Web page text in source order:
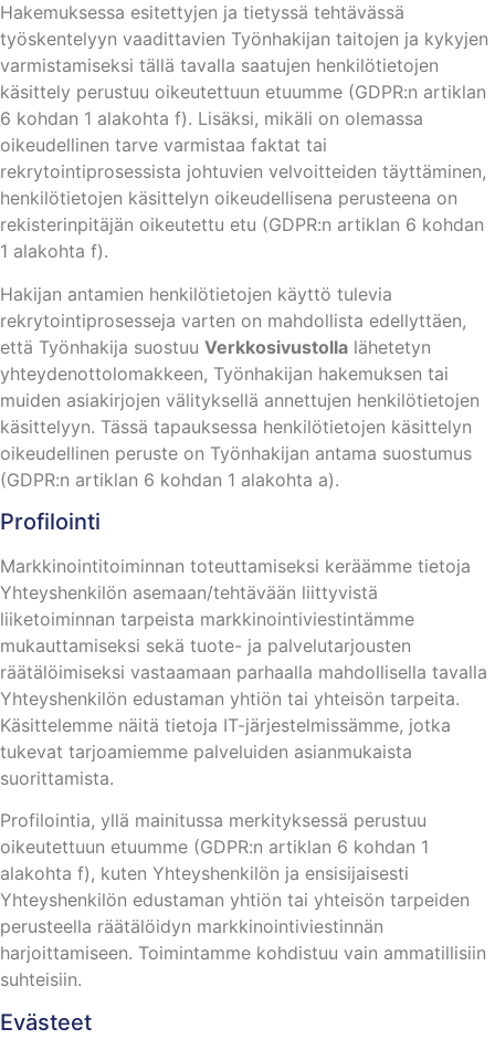
Hakemuksessa esitettyjen ja tietyssä tehtävässä
työskentelyyn vaadittavien Työnhakijan taitojen ja kykyjen
varmistamiseksi tällä tavalla saatujen henkilötietojen
käsittely perustuu oikeutettuun etuumme (GDPR:n artiklan
6 kohdan 1 alakohta f). Lisäksi, mikäli on olemassa
oikeudellinen tarve varmistaa faktat tai
rekrytointiprosessista johtuvien velvoitteiden täyttäminen,
henkilötietojen käsittelyn oikeudellisena perusteena on
rekisterinpitäjän oikeutettu etu (GDPR:n artiklan 6 kohdan
1 alakohta f).
Hakijan antamien henkilötietojen käyttö tulevia
rekrytointiprosesseja varten on mahdollista edellyttäen,
että Työnhakija suostuu Verkkosivustolla lähetetyn
yhteydenottolomakkeen, Työnhakijan hakemuksen tai
muiden asiakirjojen välityksellä annettujen henkilötietojen
käsittelyyn. Tässä tapauksessa henkilötietojen käsittelyn
oikeudellinen peruste on Työnhakijan antama suostumus
(GDPR:n artiklan 6 kohdan 1 alakohta a).
Profilointi
Markkinointitoiminnan toteuttamiseksi keräämme tietoja
Yhteyshenkilön asemaan/tehtävään liittyvistä
liiketoiminnan tarpeista markkinointiviestintämme
mukauttamiseksi sekä tuote- ja palvelutarjousten
räätälöimiseksi vastaamaan parhaalla mahdollisella tavalla
Yhteyshenkilön edustaman yhtiön tai yhteisön tarpeita.
Käsittelemme näitä tietoja IT-järjestelmissämme, jotka
tukevat tarjoamiemme palveluiden asianmukaista
suorittamista.
Profilointia, yllä mainitussa merkityksessä perustuu
oikeutettuun etuumme (GDPR:n artiklan 6 kohdan 1
alakohta f), kuten Yhteyshenkilön ja ensisijaisesti
Yhteyshenkilön edustaman yhtiön tai yhteisön tarpeiden
perusteella räätälöidyn markkinointiviestinnän
harjoittamiseen. Toimintamme kohdistuu vain ammatillisiin
suhteisiin.
Evästeet